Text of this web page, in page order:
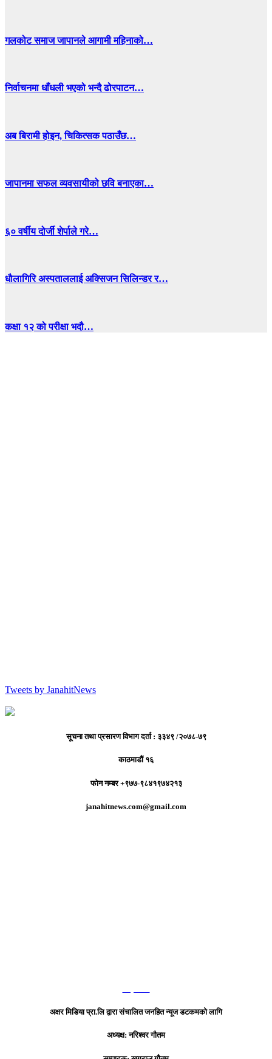
गलकोट समाज जापानले आगामी महिनाको…
निर्वाचनमा धाँधली भएको भन्दै ढोरपाटन…
अब बिरामी होइन, चिकित्सक पठाउँछ…
जापानमा सफल व्यवसायीको छवि बनाएका…
६० वर्षीय दोर्जी शेर्पाले गरे…
धाैलागिरि अस्पताललाई अक्सिजन सिलिन्डर र…
कक्षा १२ को परीक्षा भदौ…
Tweets by JanahitNews
सूचना तथा प्रसारण विभाग दर्ता : ३३४९ /२०७८-७९
काठमाडौं १६
फोन नम्बर +९७७-९८४१९७४२१३
janahitnews.com@gmail.com
अक्षर मिडिया प्रा.लि द्वारा संचालित जनहित न्यूज डटकमको लागि
अध्यक्ष: नरिश्वर गौतम